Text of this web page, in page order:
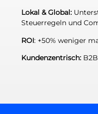
Lokal & Global:
Steuerregeln und
ROI: +50% weniger
Kundenzentrisch: